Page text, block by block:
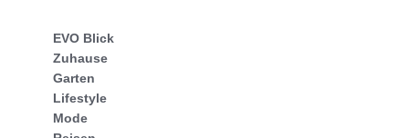
EVO Blick
Zuhause
Garten
Lifestyle
Mode